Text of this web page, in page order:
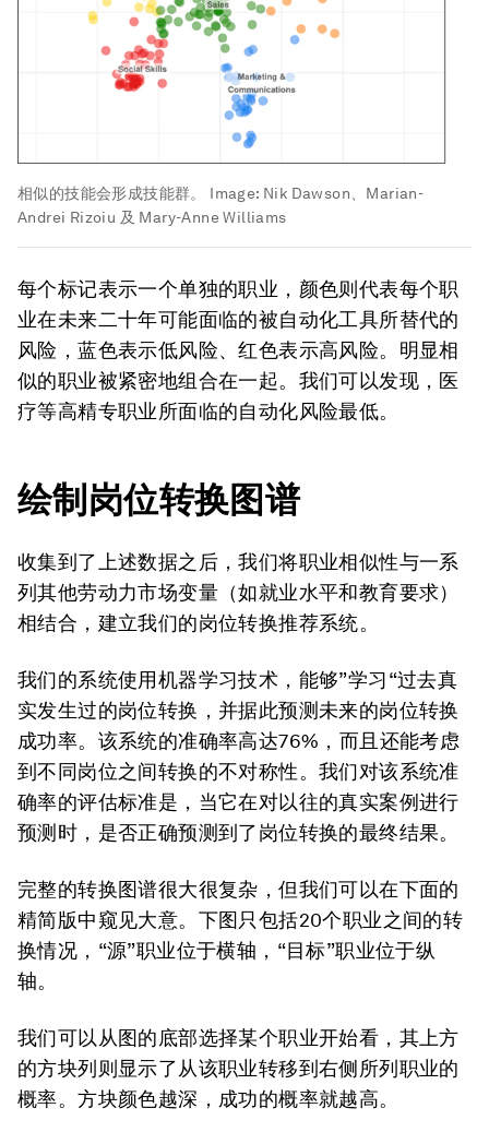
相似的技能会形成技能群。 Image: Nik Dawson、Marian-
Andrei Rizoiu 及 Mary-Anne Williams
每个标记表示一个单独的职业，颜色则代表每个职
业在未来二十年可能面临的被自动化工具所替代的
风险，蓝色表示低风险、红色表示高风险。明显相
似的职业被紧密地组合在一起。我们可以发现，医
疗等高精专职业所面临的自动化风险最低。
绘制岗位转换图谱
收集到了上述数据之后，我们将职业相似性与一系
列其他劳动力市场变量（如就业水平和教育要求）
相结合，建立我们的岗位转换推荐系统。
我们的系统使用机器学习技术，能够”学习“过去真
实发生过的岗位转换，并据此预测未来的岗位转换
成功率。该系统的准确率高达76%，而且还能考虑
到不同岗位之间转换的不对称性。我们对该系统准
确率的评估标准是，当它在对以往的真实案例进行
预测时，是否正确预测到了岗位转换的最终结果。
完整的转换图谱很大很复杂，但我们可以在下面的
精简版中窥见大意。下图只包括20个职业之间的转
换情况，“源”职业位于横轴，“目标”职业位于纵
轴。
我们可以从图的底部选择某个职业开始看，其上方
的方块列则显示了从该职业转移到右侧所列职业的
概率。方块颜色越深，成功的概率就越高。